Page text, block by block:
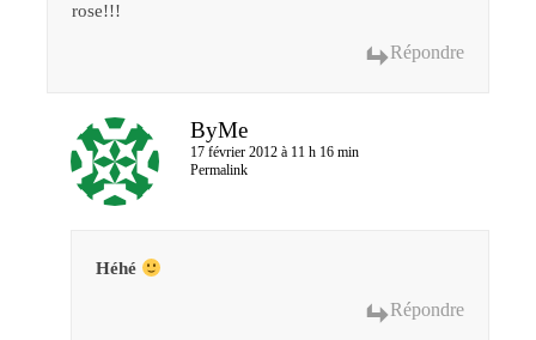
rose!!!
Répondre
ByMe
17 février 2012 à 11 h 16 min
Permalink
Héhé
Répondre